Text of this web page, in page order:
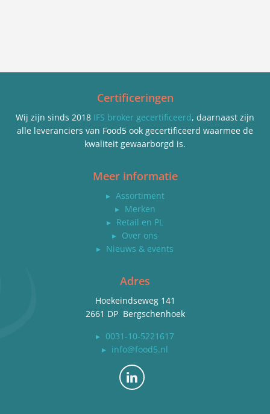
Certificeringen
Wij zijn sinds 2018 IFS broker gecertificeerd, daarnaast zijn
alle leveranciers van Food5 ook gecertificeerd waarmee de
kwaliteit gewaarborgd is.
Meer informatie
▸ Assortiment
▸ Merken
▸ Retail en PL
▸ Over ons
▸ Nieuws & events
Adres
Hoekeindseweg 141
2661 DP Bergschenhoek
▸ 0031-10-5221617
▸ info@food5.nl
Bekijk ons op LinkedIn